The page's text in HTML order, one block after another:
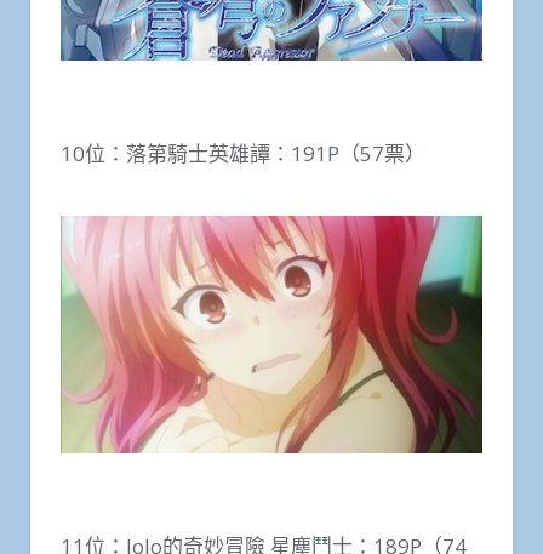
10位：落第騎士英雄譚：191P（57票）
11位：JoJo的奇妙冒險 星塵鬥士：189P（74